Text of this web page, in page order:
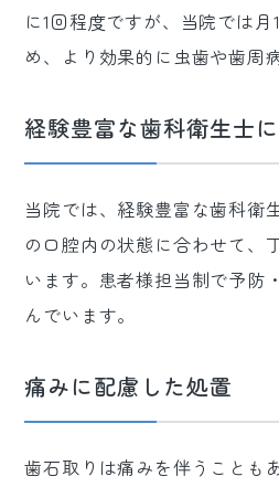
に1回程度ですが、当院では
め、より効果的に虫歯や歯周
経験豊富な歯科衛生士
当院では、経験豊富な歯科衛
の口腔内の状態に合わせて、
います。患者様担当制で予防
んでいます。
痛みに配慮した処置
歯石取りは痛みを伴うことも